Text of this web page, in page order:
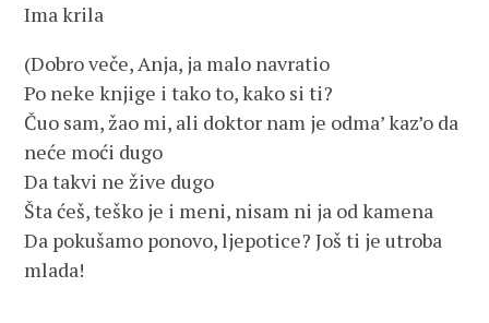
Ima krila
(Dobro veče, Anja, ja malo navratio
Po neke knjige i tako to, kako si ti?
Čuo sam, žao mi, ali doktor nam je odma’ kaz’o da
neće moći dugo
Da takvi ne žive dugo
Šta ćeš, teško je i meni, nisam ni ja od kamena
Da pokušamo ponovo, ljepotice? Još ti je utroba
mlada!